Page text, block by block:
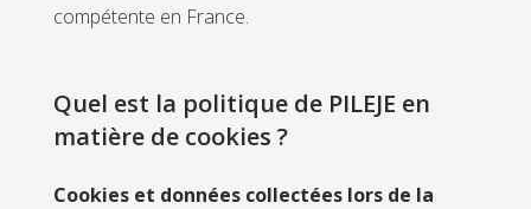
compétente en France.
Quel est la politique de PILEJE en
matière de cookies ?
Cookies et données collectées lors de la